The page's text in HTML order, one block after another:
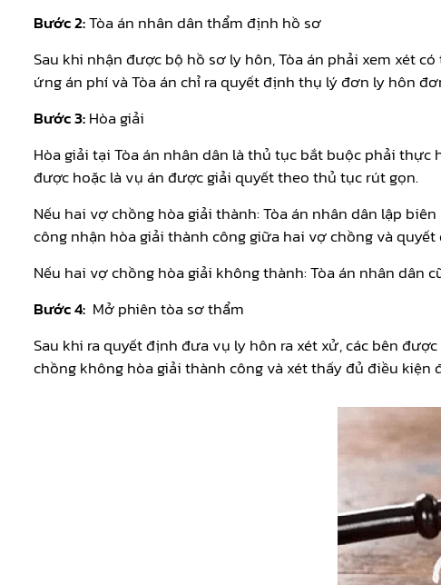
Bước 2:Tòa án nhân dân thẩm định hồ sơ
Sau khi nhận được bộ hồ sơ ly hôn, Tòa án phải xem xét
ứng án phí và Tòa án chỉ ra quyết định thụ lý đơn ly hôn
Bước 3:Hòa giải
Hòa giải tại Tòa án nhân dân là thủ tục bắt buộc phải
được hoặc là vụ án được giải quyết theo thủ tục rút gọn.
Nếu hai vợ chồng hòa giải thành: Tòa án nhân dân lập
công nhận hòa giải thành công giữa hai vợ chồng và
Nếu hai vợ chồng hòa giải không thành: Tòa án nhân dân
Bước 4: Mở phiên tòa sơ thẩm
Sau khi ra quyết định đưa vụ ly hôn ra xét xử, các bên
chồng không hòa giải thành công và xét thấy đủ điều